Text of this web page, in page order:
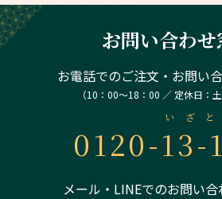
お問い合わせ
お電話でのご注文・お問い
（10：00～18：00 ／ 定休日：
0120-13-
いざ
メール・LINEでのお問い